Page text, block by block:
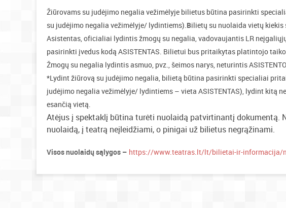
Žiūrovams su judėjimo negalia vežimėlyje bilietus būtina pasirinkti
su judėjimo negalia vežimėlyje/ lydintiems).Bilietų su nuolaida vietų kiekis
Asistentas, oficialiai lydintis žmogų su negalia, vadovaujantis LR
pasirinkti įvedus kodą ASISTENTAS. Bilietui bus pritaikytas platintojo
Žmogų su negalia lydintis asmuo, pvz., šeimos narys, neturintis
*Lydint žiūrovą su judėjimo negalia, bilietą būtina pasirinkti specialiai
judėjimo negalia vežimėlyje/ lydintiems – vieta ASISTENTAS), lydint kitą
esančią vietą.
Atėjus į spektaklį būtina turėti nuolaidą patvirtinantį dokumentą.
nuolaidą, į teatrą neįleidžiami, o pinigai už bilietus negrąžinami.
Visos nuolaidų sąlygos – https://www.teatras.lt/lt/bilietai-ir-informacija/